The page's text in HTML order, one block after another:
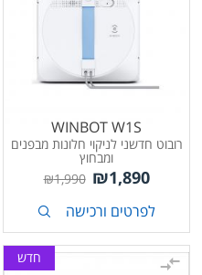
WINBOT W1S
רובוט חדשני לניקוי חלונות מבפנים
ומבחוץ
₪1,890
₪1,990
לפרטים ורכישה
חדש